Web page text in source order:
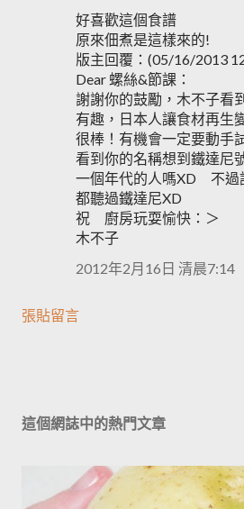
好喜歡這個食譜
原來佃煮是這樣來的!
版主回覆：(05/16/2013
Dear 螺絲&節課：
謝謝你的鼓勵，木不子看
有趣，日本人讓食材再生
很棒！有機會一定要動手
看到你的名稱想到鐵達尼
一個年代的人嗎XD 不過
都聽過鐵達尼XD
祝 廚房玩耍愉快：＞
木不子
2012年2月16日 清晨7:14
張貼留言
這個網誌中的熱門文章